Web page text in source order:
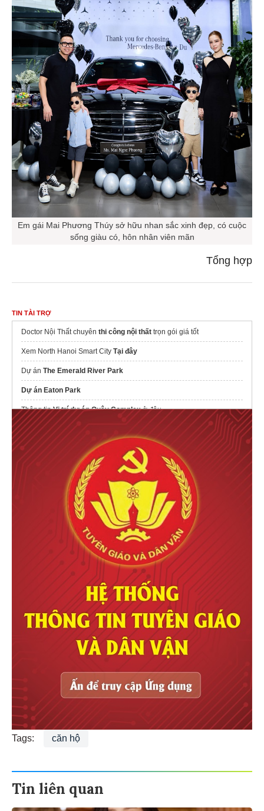
Em gái Mai Phương Thúy sở hữu nhan sắc xinh đẹp, có cuộc
sống giàu có, hôn nhân viên mãn
Tổng hợp
TIN TÀI TRỢ
Doctor Nội Thất chuyên thi công nội thất trọn gói giá tốt
Xem North Hanoi Smart City Tại đây
Dự án The Emerald River Park
Dự án Eaton Park
Thông tinVị trí dự án Quậy Complexở đâu
Website dự ánfours tower
Sở hữu căn hộ chung cư Le Parc Place
đáng sống nhất phía Tây
Hà Nội
Khu đô thị thể thao Olympicthông tin
Thiết kế căn hộ Le Parc Placeđẹp
Bcons newsky
căn hộ The Aristo
Tags: căn hộ
Tin liên quan